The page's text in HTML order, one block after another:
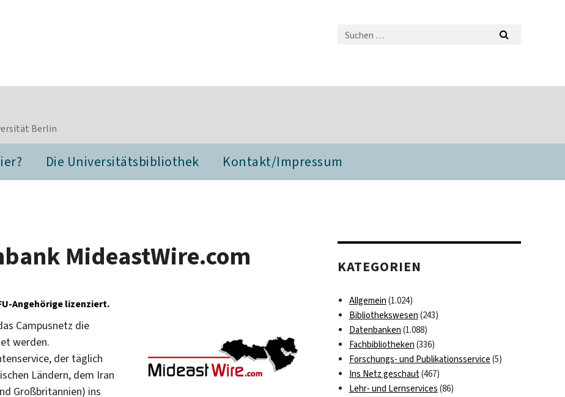
Berlin
Die Universitätsbibliothek Kontakt/Impressum
MideastWire.com
Angehörige lizenziert.
Campusnetz die
werden.
der täglich
Ländern, dem Iran
Großbritannien) ins
KATEGORIEN
Allgemein (1.024)
Bibliothekswesen (243)
Datenbanken (1.088)
Fachbibliotheken (336)
Forschungs- und Publikationsservice (5)
Ins Netz geschaut(467)
Lehr- und Lernservices (86)